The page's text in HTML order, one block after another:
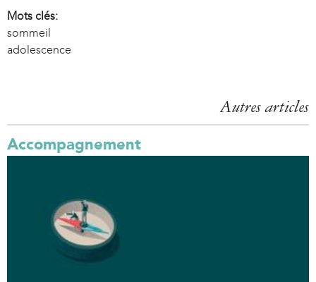
Mots clés:
sommeil
adolescence
Autres articles
Accompagnement